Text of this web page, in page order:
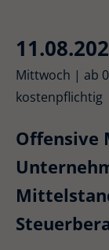
Mittwoch | ab
kostenpflichtig
Offensive